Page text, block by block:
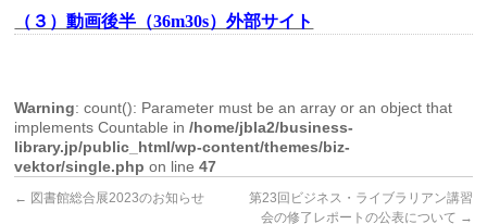
（３）動画後半（36m30s）外部サイト
Warning: count(): Parameter must be an array or an object that
implements Countable in/home/jbla2/business-
library.jp/public_html/wp-content/themes/biz-
vektor/single.php on line47
← 図書館総合展2023のお知らせ
第23回ビジネス・ライブラリアン講習
会の修了レポートの公表について →